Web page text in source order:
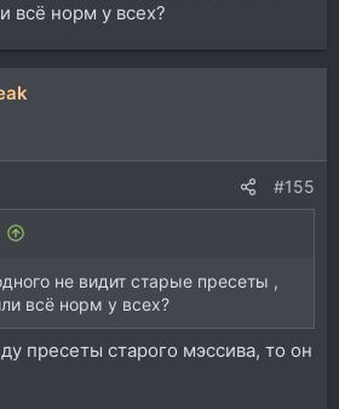
всё норм у всех?
#155
не видит старые пресеты ,
всё норм у всех?
пресеты старого мэссива, то он